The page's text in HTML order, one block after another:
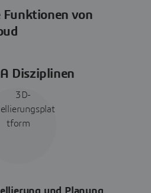
Funktionen von
Disziplinen